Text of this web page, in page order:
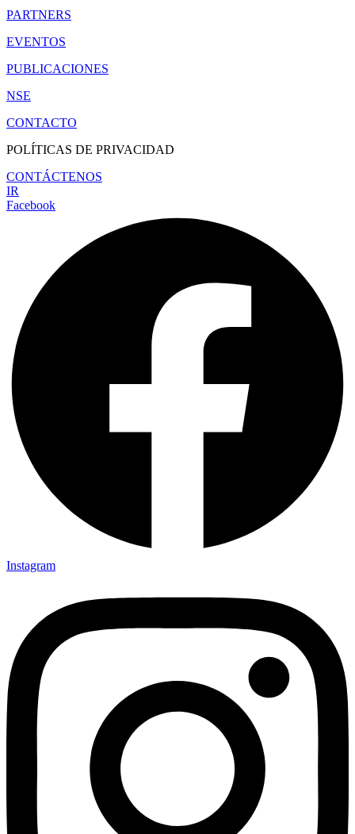
PARTNERS
EVENTOS
PUBLICACIONES
NSE
CONTACTO
POLÍTICAS DE PRIVACIDAD
CONTÁCTENOS
IR
Facebook
Instagram